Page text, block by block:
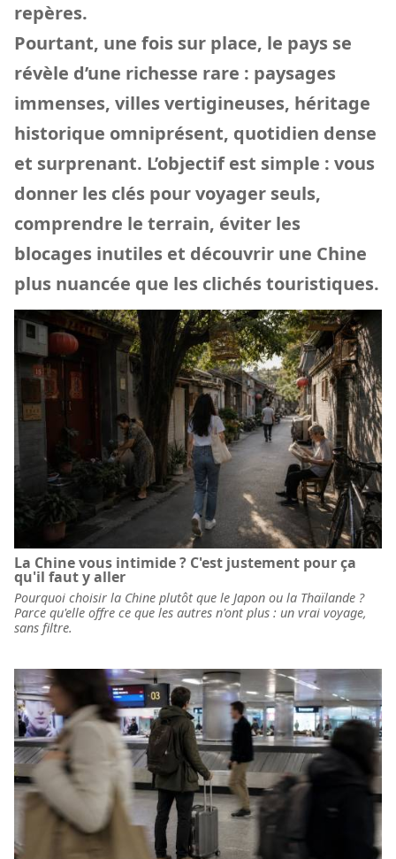
repères.
Pourtant, une fois sur place, le pays se
révèle d’une richesse rare : paysages
immenses, villes vertigineuses, héritage
historique omniprésent, quotidien dense
et surprenant. L’objectif est simple : vous
donner les clés pour voyager seuls,
comprendre le terrain, éviter les
blocages inutiles et découvrir une Chine
plus nuancée que les clichés touristiques.
La Chine vous intimide ? C'est justement pour ça
qu'il faut y aller
Pourquoi choisir la Chine plutôt que le Japon ou la Thaïlande ?
Parce qu'elle offre ce que les autres n'ont plus : un vrai voyage,
sans filtre.